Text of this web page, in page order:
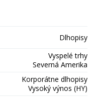
Dlhopisy
Vyspelé trhy
Severná Amerika
Korporátne dlhopisy
Vysoký výnos (HY)